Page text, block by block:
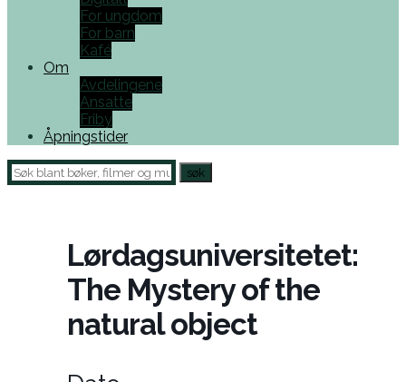
For ungdom
For barn
Kafé
Om
Avdelingene
Ansatte
Friby
Åpningstider
Lørdagsuniversitetet:
The Mystery of the
natural object